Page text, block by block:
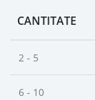
CANTITATE
2 - 5
6 - 10